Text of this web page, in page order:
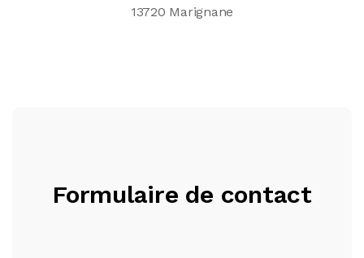
13720 Marignane
Formulaire de contact